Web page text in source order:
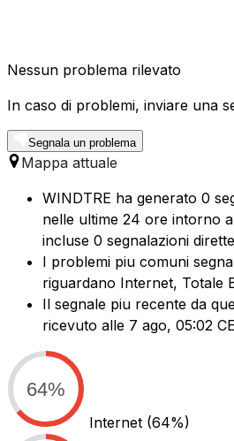
Nessun problema rilevato
In caso di problemi, inviare una
Segnala un problema
Mappa attuale
WINDTRE ha generato 0
nelle ultime 24 ore intorno
incluse 0 segnalazioni
I problemi piu comuni
riguardano Internet, Totale
Il segnale piu recente da
ricevuto alle 7 ago, 05:02
64%
Internet (64%)